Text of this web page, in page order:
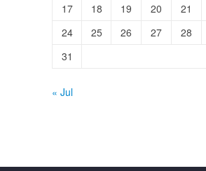
17
18 19 20 21
24
25 26 27 28
31
« Jul